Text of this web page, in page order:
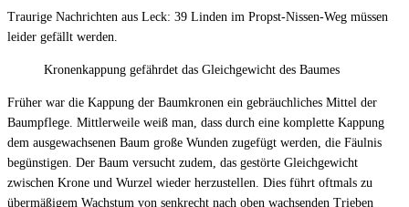
Traurige Nachrichten aus Leck: 39 Linden im Propst-Nissen-Weg müssen
leider gefällt werden.
Kronenkappung gefährdet das Gleichgewicht des Baumes
Früher war die Kappung der Baumkronen ein gebräuchliches Mittel der
Baumpflege. Mittlerweile weiß man, dass durch eine komplette Kappung
dem ausgewachsenen Baum große Wunden zugefügt werden, die Fäulnis
begünstigen. Der Baum versucht zudem, das gestörte Gleichgewicht
zwischen Krone und Wurzel wieder herzustellen. Dies führt oftmals zu
übermäßigem Wachstum von senkrecht nach oben wachsenden Trieben